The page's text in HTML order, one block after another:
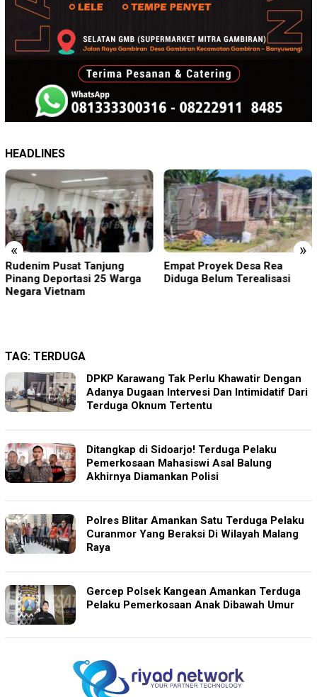
HEADLINES
« »
Rudenim Pusat Tanjung
Pinang Deportasi 25 Warga
Negara Vietnam
Empat Proyek Desa Rea
Diduga Belum Terealisasi
TAG: TERDUGA
DPKP Karawang Tak Perlu Khawatir Dengan
Adanya Dugaan Intervesi Dan Intimidatif Dari
Terduga Oknum Tertentu
Ditangkap di Sidoarjo! Terduga Pelaku
Pemerkosaan Mahasiswi Asal Balung
Akhirnya Diamankan Polisi
Polres Blitar Amankan Satu Terduga Pelaku
Curanmor Yang Beraksi Di Wilayah Malang
Raya
Gercep Polsek Kangean Amankan Terduga
Pelaku Pemerkosaan Anak Dibawah Umur